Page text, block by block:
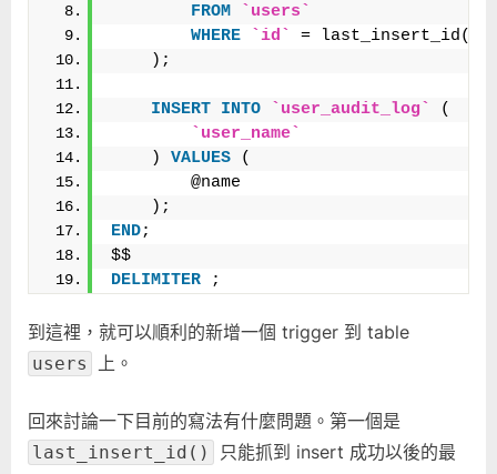
FROM
`users`
WHERE
`id`
= last_insert_id()
    );
INSERT INTO `user_audit_log`
(
`user_name`
    )
VALUES (
        @name
    );
END;
$$
DELIMITER ;
到這裡，就可以順利的新增一個 trigger 到 table
users 上。
回來討論一下目前的寫法有什麼問題。第一個是
last_insert_id()
只能抓到 insert 成功以後的最